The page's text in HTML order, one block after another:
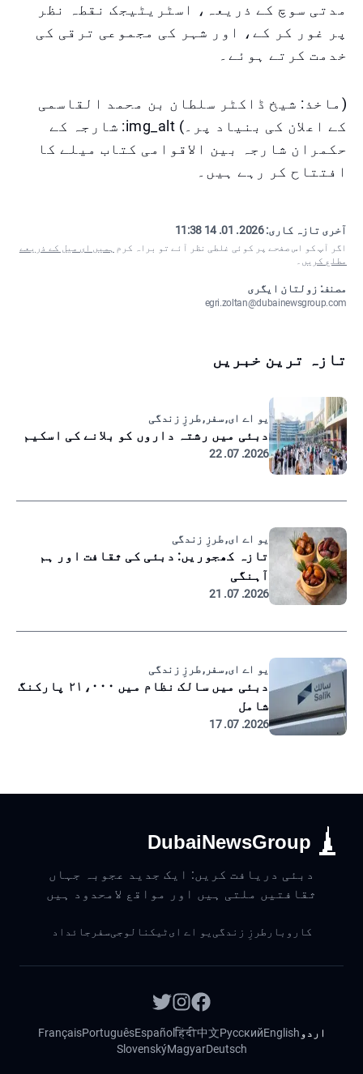
مدتی سوچ کے ذریعہ، اسٹریٹیجک نقطہ نظر
پر غور کر کے، اور شہر کی مجموعی ترقی کی
خدمت کرتے ہوئے۔
(ماخذ: شیخ ڈاکٹر سلطان بن محمد القاسمی
کے اعلان کی بنیاد پر۔) img_alt: شارجہ کے
حکمران شارجہ بین الاقوامی کتاب میلے کا
افتتاح کر رہے ہیں۔
آخری تازہ کاری:2026. 01. 14 11:38
اگر آپ کو اس صفحے پر کوئی غلطی نظر آئے تو براہ کرم ہمیں ای میل کے ذریعے
مطلع کریں ۔
مصنف: زولتان ایگری
egri.zoltan@dubainewsgroup.com
تازہ ترین خبریں
یو اے ای, سفر, طرزِ زندگی
دبئی میں رشتہ داروں کو بلانے کی اسکیم
2026. 07. 22
یو اے ای, طرزِ زندگی
تازہ کھجوریں: دبئی کی ثقافت اور ہم
آہنگی
2026. 07. 21
یو اے ای, سفر, طرزِ زندگی
دبئی میں سالک نظام میں ۲۱،۰۰۰ پارکنگ
شامل
2026. 07. 17
DubaiNewsGroup
دبئی دریافت کریں: ایک جدید عجوبہ جہاں
ثقافتیں ملتی ہیں اور مواقع لامحدود ہیں
کاروبار طرزِ زندگی یو اے ایٹیکنالوجیسفر جائداد
اردو English
Русский
中文
हिंदी
Español
Português
Français
Deutsch
Magyar
Slovenský